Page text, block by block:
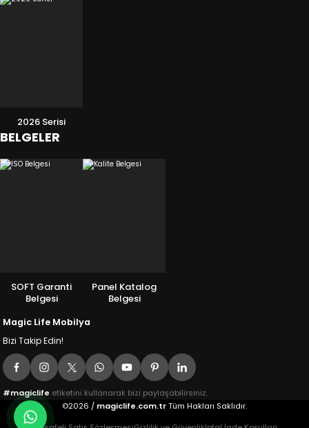
2026 Serisi
BELGELER
SOFT Garanti
Belgesi
Panel Katalog
Belgesi
Magic Life Mobilya
Bizi Takip Edin!
#magiclife etiketini kullanarak bizi paylaşabilirsiniz.
©2026 / magiclife.com.trTüm Hakları Saklıdır.